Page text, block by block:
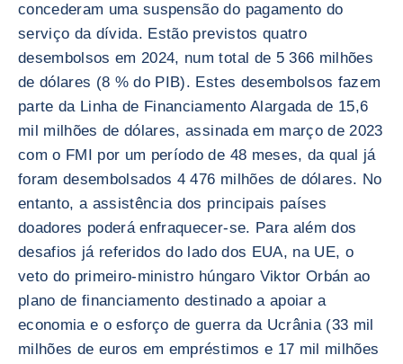
concederam uma suspensão do pagamento do
serviço da dívida. Estão previstos quatro
desembolsos em 2024, num total de 5 366 milhões
de dólares (8 % do PIB). Estes desembolsos fazem
parte da Linha de Financiamento Alargada de 15,6
mil milhões de dólares, assinada em março de 2023
com o FMI por um período de 48 meses, da qual já
foram desembolsados 4 476 milhões de dólares. No
entanto, a assistência dos principais países
doadores poderá enfraquecer-se. Para além dos
desafios já referidos do lado dos EUA, na UE, o
veto do primeiro-ministro húngaro Viktor Orbán ao
plano de financiamento destinado a apoiar a
economia e o esforço de guerra da Ucrânia (33 mil
milhões de euros em empréstimos e 17 mil milhões